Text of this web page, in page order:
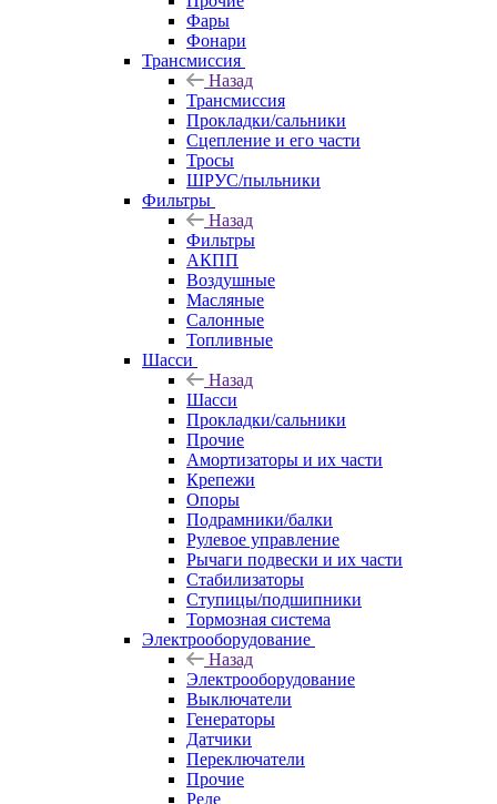
Фары
Фонари
Трансмиссия
Назад
Трансмиссия
Прокладки/сальники
Сцепление и его части
Тросы
ШРУС/пыльники
Фильтры
Назад
Фильтры
АКПП
Воздушные
Масляные
Салонные
Топливные
Шасси
Назад
Шасси
Прокладки/сальники
Прочие
Амортизаторы и их части
Крепежи
Опоры
Подрамники/балки
Рулевое управление
Рычаги подвески и их части
Стабилизаторы
Ступицы/подшипники
Тормозная система
Электрооборудование
Назад
Электрооборудование
Выключатели
Генераторы
Датчики
Переключатели
Прочие
Реле